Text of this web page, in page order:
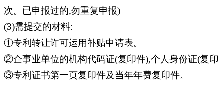
次。已申报过的,勿重复申报)
(3)需提交的材料:
①专利转让许可运用补贴申请表。
②企事业单位的机构代码证(复印件),个人身份证(复
③专利证书第一页复印件及当年年费复印件。